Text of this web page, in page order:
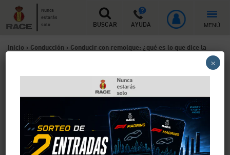
Nunca
estarás
solo
BUSCAR AYUDA MENÚ
Inicio > Conducción > Conducir con remolque: ¿qué es lo que dice la
Conducir con remolque:
¿qué es lo que dice la
normativa?
Por fin te puedes ir de vacaciones unos días. Tienes
×